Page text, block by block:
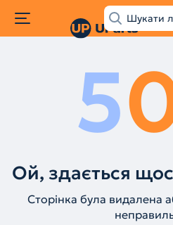
5
Ой, здається
Сторінка була видалена